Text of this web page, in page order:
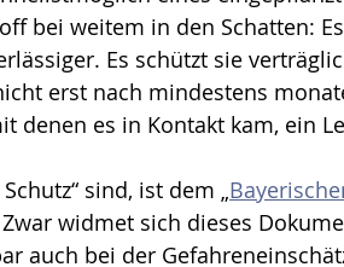
bei weitem in den Schatten:
Es schützt sie
erst nach mindestens
denen es in Kontakt kam, ein
sind, ist dem „
widmet sich dieses
auch bei der